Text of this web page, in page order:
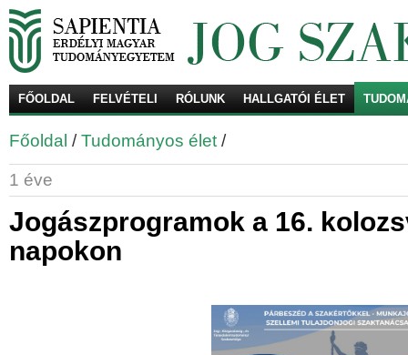
FŐOLDAL FELVÉTELI RÓLUNK HALLGATÓI ÉLET
Főoldal /Tudományos élet /
1 éve
Jogászprogramok a 16.
napokon